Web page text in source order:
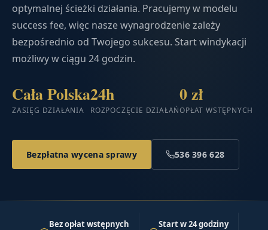
optymalnej ścieżki działania. Pracujemy w modelu
success fee, więc nasze wynagrodzenie zależy
bezpośrednio od Twojego sukcesu. Start windykacji
możliwy w ciągu 24 godzin.
Cała Polska
ZASIĘG DZIAŁANIA
24h
ROZPOCZĘCIE DZIAŁAŃ
0 zł
OPŁAT WSTĘPNYCH
Bezpłatna wycena sprawy 536 396 628
Bez opłat wstępnych Start w 24 godziny